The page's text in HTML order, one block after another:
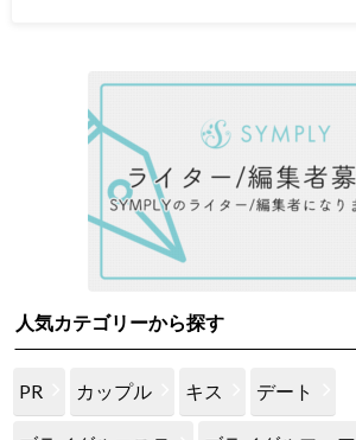
人気カテゴリーから探す
PR カップル キス デート